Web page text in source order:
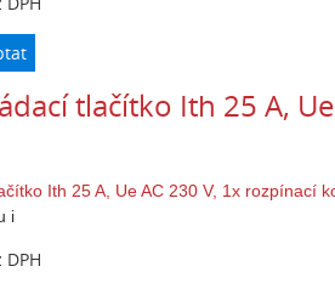
tlačítko Ith 25 A,
i
DPH